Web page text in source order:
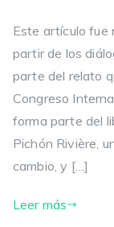
Este artículo fue
partir de los
parte del relato
Congreso
forma parte del
Pichón Rivière,
cambio, y […]
Leer más